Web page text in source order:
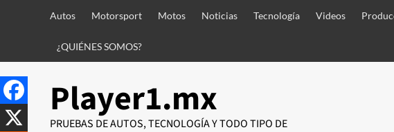
Autos Motorsport Motos Noticias Tecnología Videos
¿QUIÉNES SOMOS?
Player1.mx
PRUEBAS DE AUTOS, TECNOLOGÍA Y TODO TIPO DE